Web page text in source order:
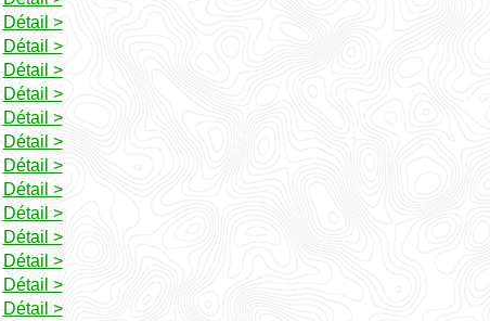
Détail >
Détail >
Détail >
Détail >
Détail >
Détail >
Détail >
Détail >
Détail >
Détail >
Détail >
Détail >
Détail >